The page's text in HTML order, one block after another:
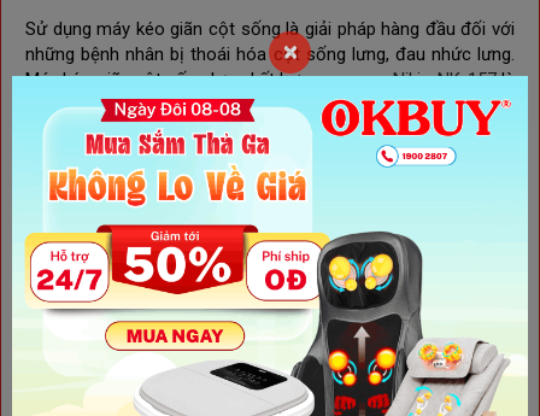
Sử dụng máy kéo giãn cột sống là giải pháp hàng đầu đối với
Máy kéo giãn cột sống lưng kết hợp massageNikio NK-157 là
lựa chọn được ưu tiên và đáp ứng được những yêu cầu khắt
khe từ khách hàng. Máy sở hữu chức năng kéo giãn và
massage 2 trong 1 giúp cho bệnh nhân hỗ trợ thúc đẩy quá
trình giải tỏa được sự chèn ép ở cột sống, hỗ trợ ngăn ngừa
bệnh xương khớp lưng hiệu quả và hỗ trợ giảm đau nhức lưng
nhanh chóng sau ngày dài làm việc căng thẳng. Sản phẩm
thiết kế nhỏ gọn nhưng mang lại lợi ích tuyệt vời hơn cả mong
đợi. Hãy nhanh tay đặt ngay một chiếc máy kéo giãn cột sống
lưng kết hợp massageNikio NK-157để những cơn đau nhức
lưng không còn đeo bám bạn.
×